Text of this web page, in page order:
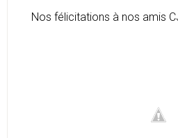
Nos félicitations à nos amis